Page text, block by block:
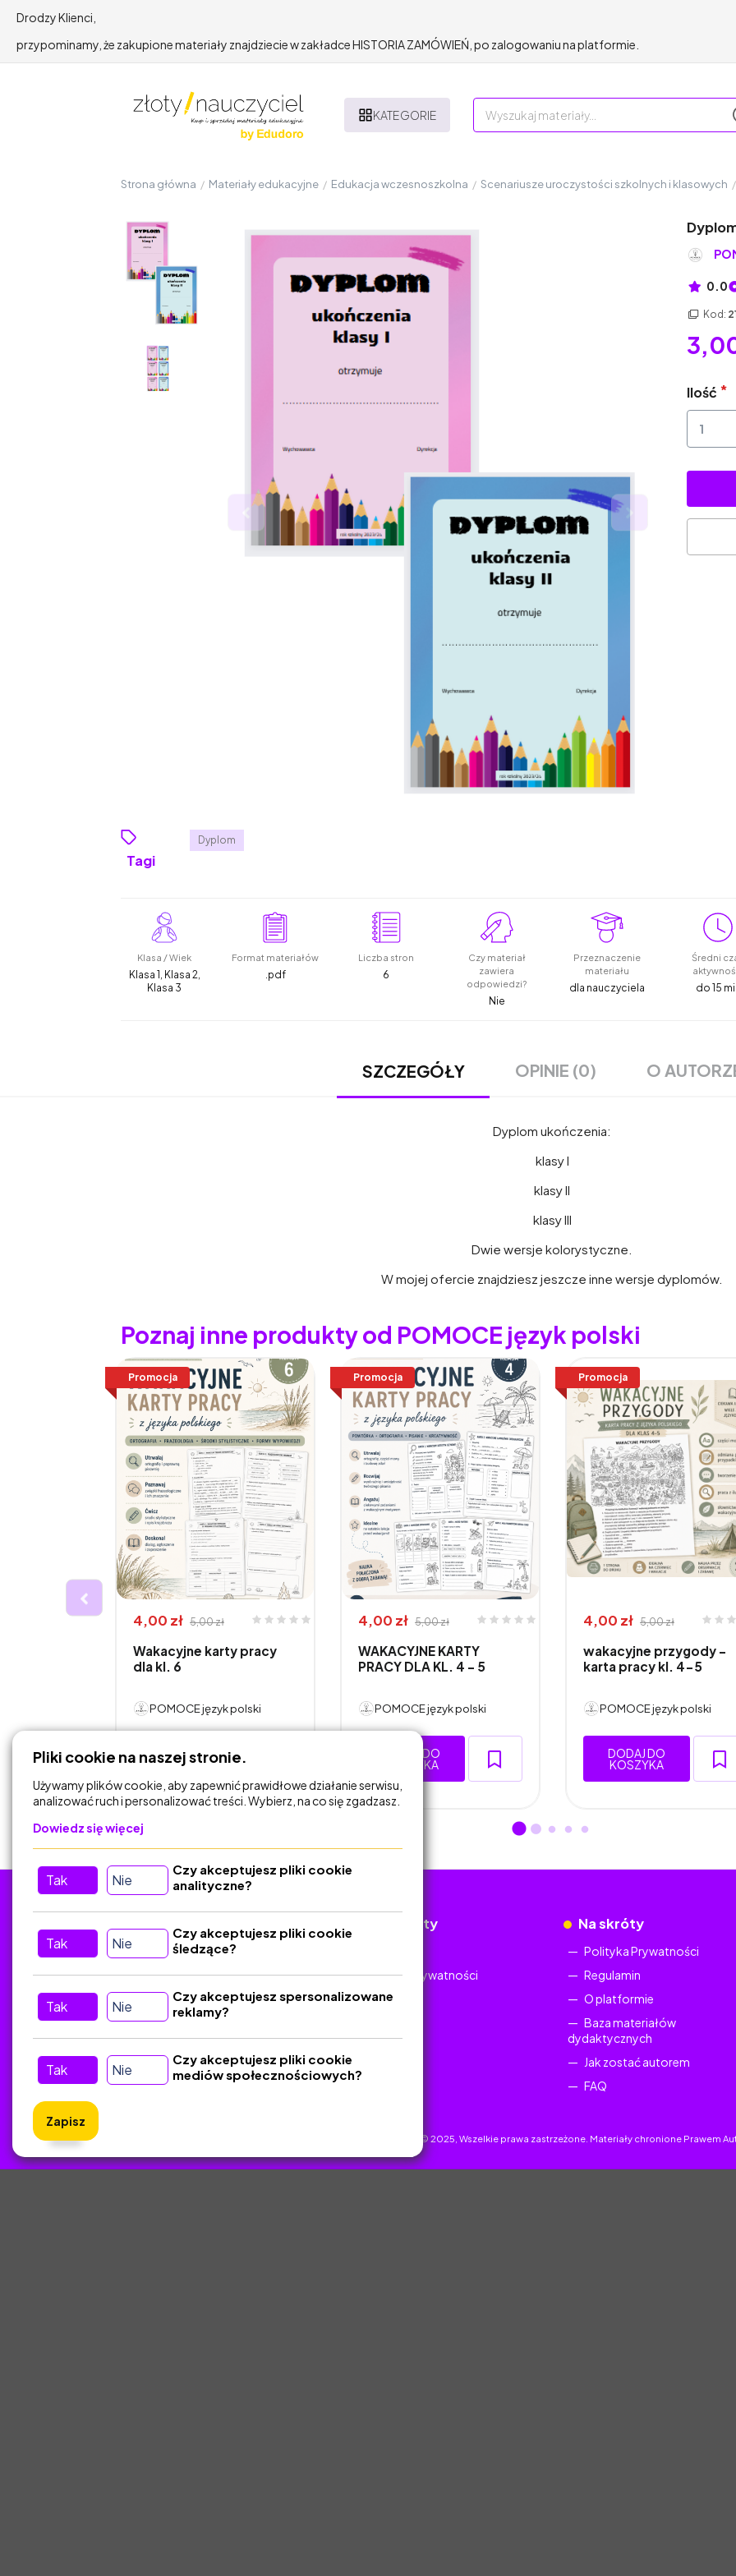
Drodzy Klienci,
przypominamy, że zakupione materiały znajdziecie w zakładce HISTORIA ZAMÓWIEŃ, po zalogowaniu na platformie.
KATEGORIE
Strona główna / Materiały edukacyjne / Edukacja wczesnoszkolna / Scenariusze uroczystości szkolnych i klasowych /
Tagi
Dyplom
0.0
Kod:
Ilość
Klasa / Wiek
Klasa 1, Klasa 2,
Klasa 3
Format materiałów
.pdf
Liczba stron
6
Czy materiał
zawiera
odpowiedzi?
Nie
Przeznaczenie
materiału
dla nauczyciela
Średni
do 15
SZCZEGÓŁY OPINIE (0) O
Dyplom ukończenia:
klasy I
klasy II
klasy III
Dwie wersje kolorystyczne.
W mojej ofercie znajdziesz jeszcze inne wersje dyplomów.
Poznaj inne produkty od POMOCE język polski
Promocja
4,00 zł 5,00 zł
Wakacyjne karty pracy
dla kl. 6
POMOCE język polski
DODAJ DO
KOSZYKA
Promocja
4,00 zł 5,00 zł
WAKACYJNE KARTY
PRACY DLA KL. 4 - 5
POMOCE język polski
DODAJ DO
KOSZYKA
Promocja
4,00 zł 5,00 zł
wakacyjne przygody -
karta pracy kl. 4-5
POMOCE język polski
DODAJ DO
KOSZYKA
Kontakt
Dokumenty
Polityka Prywatności
Na skróty
Polityka Prywatności
Regulamin
O platformie
Baza materiałów
dydaktycznych
Jak zostać autorem
FAQ
ZlotyNauczyciel.pl © 2025, Wszelkie prawa zastrzeżone. Materiały chronione Prawem
Pliki cookie na naszej stronie.
Używamy plików cookie, aby zapewnić prawidłowe działanie serwisu,
analizować ruch i personalizować treści. Wybierz, na co się zgadzasz.
Dowiedz się więcej
Tak Nie
Czy akceptujesz pliki cookie
analityczne?
Tak Nie
Czy akceptujesz pliki cookie
śledzące?
Tak Nie
Czy akceptujesz spersonalizowane
reklamy?
Tak Nie
Czy akceptujesz pliki cookie
mediów społecznościowych?
Zapisz